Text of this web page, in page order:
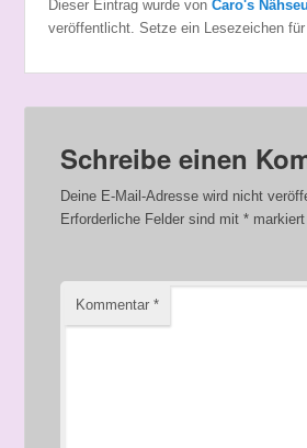
Dieser Eintrag wurde von Caro's
veröffentlicht. Setze ein Lesezeichen
Schreibe einen
Deine E-Mail-Adresse wird nicht
Erforderliche Felder sind mit* markiert
Kommentar*